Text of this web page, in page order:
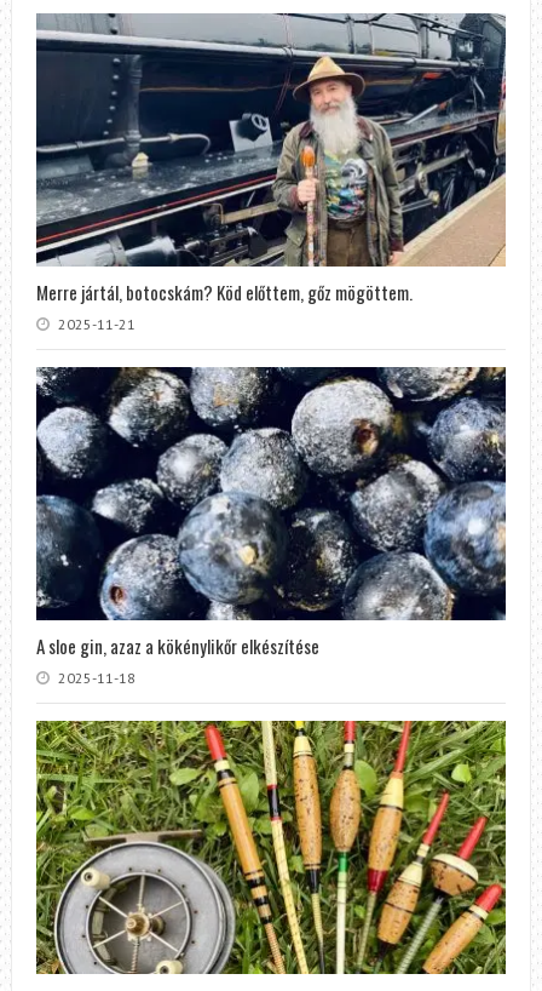
Merre jártál, botocskám? Köd előttem, gőz mögöttem.
2025-11-21
A sloe gin, azaz a kökénylikőr elkészítése
2025-11-18